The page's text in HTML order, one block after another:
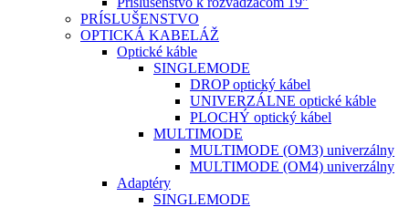
PRÍSLUŠENSTVO
OPTICKÁ KABELÁŽ
Optické káble
SINGLEMODE
DROP optický kábel
UNIVERZÁLNE optické káble
PLOCHÝ optický kábel
MULTIMODE
MULTIMODE (OM3) univerzálny
MULTIMODE (OM4) univerzálny
Adaptéry
SINGLEMODE